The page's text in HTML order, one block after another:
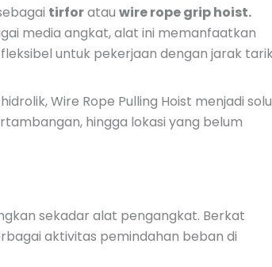
tirforatau wire rope grip hoist.
media angkat, alat ini memanfaatkan
untuk pekerjaan dengan jarak tarik
Wire Rope Pulling Hoist menjadi
hingga lokasi yang belum
sekadar alat pengangkat. Berkat
aktivitas pemindahan beban di